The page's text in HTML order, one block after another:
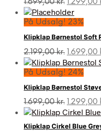
1.699,00kr.
pris
1.699,00
1.299,00
På Udsalg! 23%
Klipklap Børnestol Soft
2.199,00kr. Den
pris
2.199,00
1.699,00
På Udsalg! 24%
Klipklap Børnestol
1.699,00kr. Den
var:
1.299,00
Klipklap Cirkel Blue